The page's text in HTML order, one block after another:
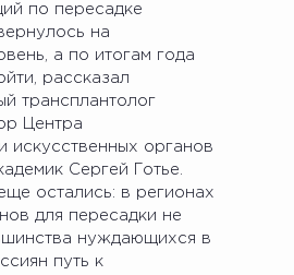
по пересадке
на
а по итогам года
рассказал
трансплантолог
Центра
искусственных органов
Сергей Готье.
остались: в регионах
для пересадки не
нуждающихся в
путь к